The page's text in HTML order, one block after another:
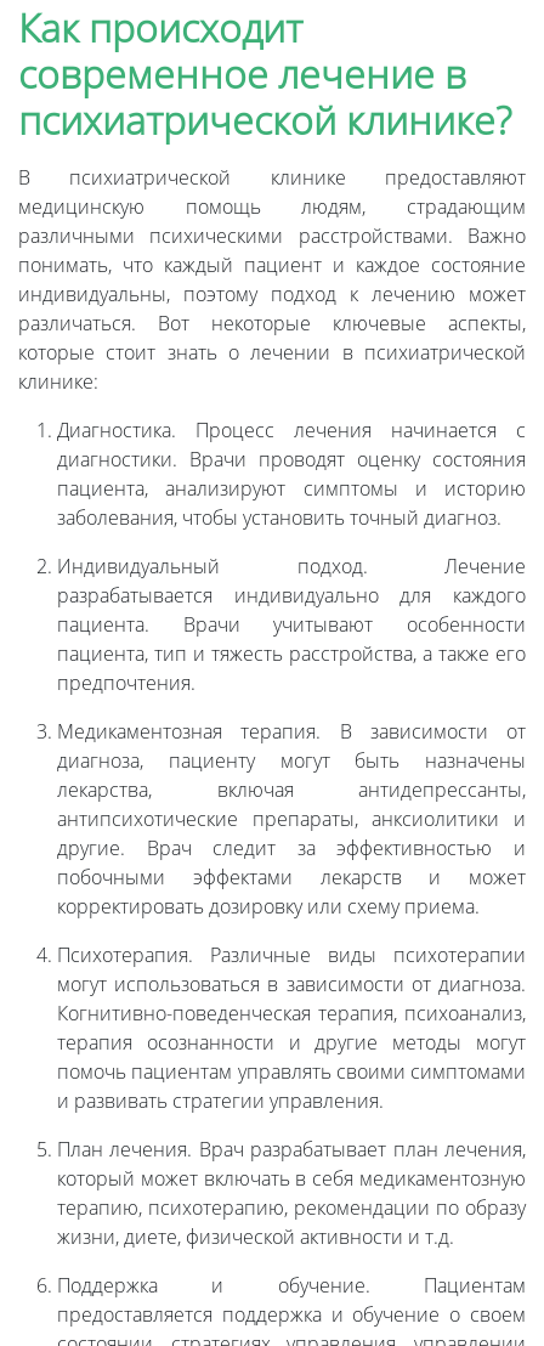
Как происходит
современное лечение в
психиатрической клинике?
В психиатрической клинике предоставляют
медицинскую помощь людям, страдающим
различными психическими расстройствами. Важно
понимать, что каждый пациент и каждое состояние
индивидуальны, поэтому подход к лечению может
различаться. Вот некоторые ключевые аспекты,
которые стоит знать о лечении в психиатрической
клинике:
Диагностика. Процесс лечения начинается с
диагностики. Врачи проводят оценку состояния
пациента, анализируют симптомы и историю
заболевания, чтобы установить точный диагноз.
Индивидуальный подход. Лечение
разрабатывается индивидуально для каждого
пациента. Врачи учитывают особенности
пациента, тип и тяжесть расстройства, а также его
предпочтения.
Медикаментозная терапия. В зависимости от
диагноза, пациенту могут быть назначены
лекарства, включая антидепрессанты,
антипсихотические препараты, анксиолитики и
другие. Врач следит за эффективностью и
побочными эффектами лекарств и может
корректировать дозировку или схему приема.
Психотерапия. Различные виды психотерапии
могут использоваться в зависимости от диагноза.
Когнитивно-поведенческая терапия, психоанализ,
терапия осознанности и другие методы могут
помочь пациентам управлять своими симптомами
и развивать стратегии управления.
План лечения. Врач разрабатывает план лечения,
который может включать в себя медикаментозную
терапию, психотерапию, рекомендации по образу
жизни, диете, физической активности и т.д.
Поддержка и обучение. Пациентам
предоставляется поддержка и обучение о своем